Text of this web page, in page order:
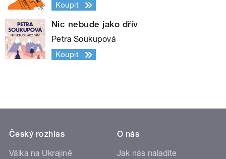
Koupit
Nic nebude jako dřív
Petra Soukupová
Koupit
Český rozhlas
Válka na Ukrajině
O nás
Jak nás naladíte